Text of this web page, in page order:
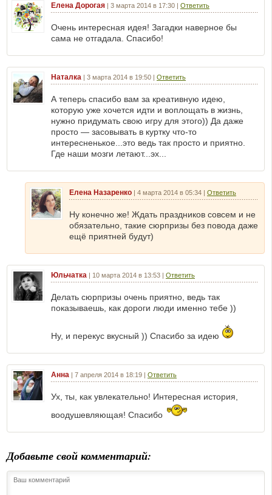
Елена Дорогая | 3 марта 2014 в 17:30 | Ответить
Очень интересная идея! Загадки наверное бы
сама не отгадала. Спасибо!
Наталка | 3 марта 2014 в 19:50 | Ответить
А теперь спасибо вам за креативную идею,
которую уже хочется идти и воплощать в жизнь,
нужно придумать свою игру для этого)) Да даже
просто — засовывать в куртку что-то
интересненькое...это ведь так просто и приятно.
Где наши мозги летают...эх...
Елена Назаренко | 4 марта 2014 в 05:34 | Ответить
Ну конечно же! Ждать праздников совсем и не
обязательно, такие сюрпризы без повода даже
ещё приятней будут)
Юльчатка | 10 марта 2014 в 13:53 | Ответить
Делать сюрпризы очень приятно, ведь так
показываешь, как дороги люди именно тебе ))
Ну, и перекус вкусный )) Спасибо за идею
Анна | 7 апреля 2014 в 18:19 | Ответить
Ух, ты, как увлекательно! Интересная история,
воодушевляющая! Спасибо
Добавьте свой комментарий: